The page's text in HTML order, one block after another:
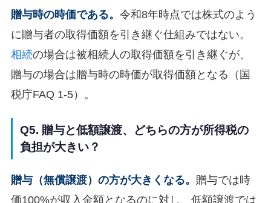
贈与時の時価である。 令和8年時点では株式のよう
に贈与者の取得価額を引き継ぐ仕組みではない。
相続の場合は被相続人の取得価額を引き継ぐが、
贈与の場合は贈与時の時価が取得価額となる（国
税庁FAQ 1-5）。
Q5. 贈与と低額譲渡、どちらの方が所得税の
負担が大きい？
贈与（無償譲渡）の方が大きくなる。 贈与では時
価100%が収入金額となるのに対し、低額譲渡では